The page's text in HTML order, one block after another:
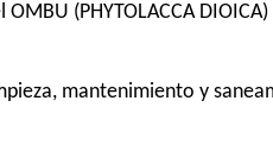
(PHYTOLACCA
mantenimiento y